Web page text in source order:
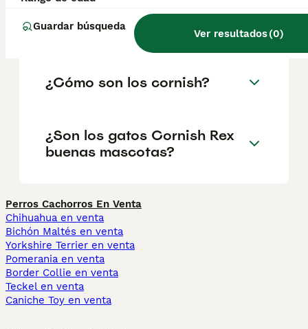
Guardar búsqueda
Ver resultados(0)
¿Qué es un cornish rex?
¿Cómo son los cornish?
¿Son los gatos Cornish Rex
buenas mascotas?
Perros Cachorros En Venta
Chihuahua en venta
Bichón Maltés en venta
Yorkshire Terrier en venta
Pomerania en venta
Border Collie en venta
Teckel en venta
Caniche Toy en venta